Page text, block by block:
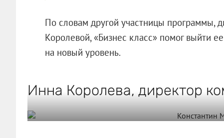
По словам другой участницы
Королевой, «Бизнес класс» помог выйти
на новый уровень.
Инна Королева, директор